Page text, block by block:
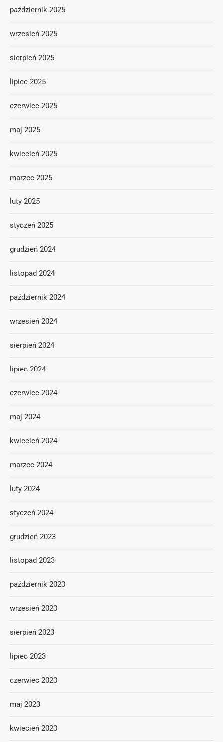
październik 2025
wrzesień 2025
sierpień 2025
lipiec 2025
czerwiec 2025
maj 2025
kwiecień 2025
marzec 2025
luty 2025
styczeń 2025
grudzień 2024
listopad 2024
październik 2024
wrzesień 2024
sierpień 2024
lipiec 2024
czerwiec 2024
maj 2024
kwiecień 2024
marzec 2024
luty 2024
styczeń 2024
grudzień 2023
listopad 2023
październik 2023
wrzesień 2023
sierpień 2023
lipiec 2023
czerwiec 2023
maj 2023
kwiecień 2023